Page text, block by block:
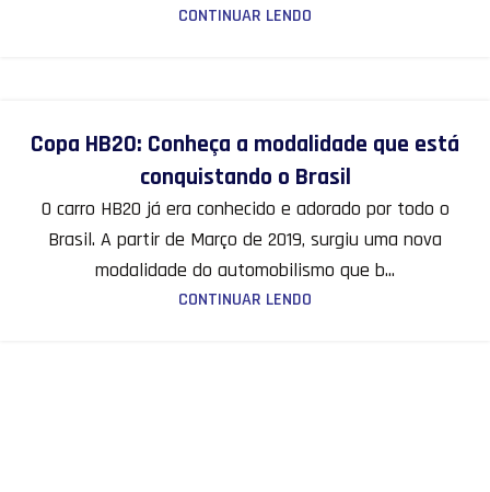
CONTINUAR LENDO
29
JANCopa HB20: Conheça a modalidade que está
conquistando o Brasil
O carro HB20 já era conhecido e adorado por todo o
Brasil. A partir de Março de 2019, surgiu uma nova
modalidade do automobilismo que b...
CONTINUAR LENDO